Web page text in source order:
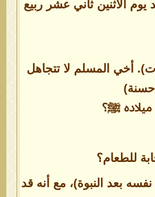
الأثنين ثاني عشر ربيع
أخي المسلم لا تتجاهل
حسنة)
ميلاده ﷺ؟
للطعام؟
بعد النبوة)، مع أنه قد